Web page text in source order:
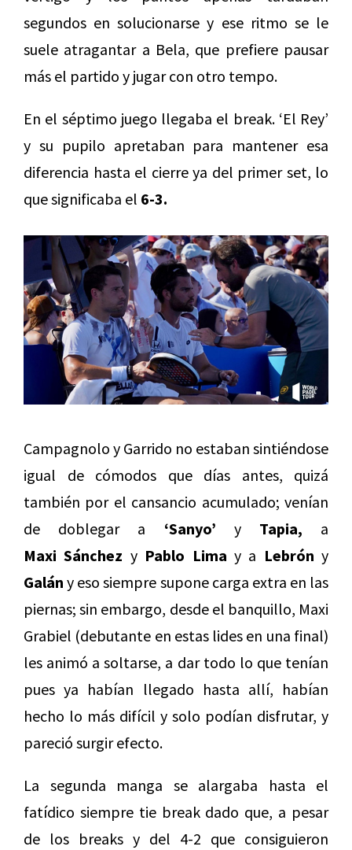
segundos en solucionarse y ese ritmo se le
suele atragantar a Bela, que prefiere pausar
más el partido y jugar con otro tempo.
En el séptimo juego llegaba el break. ‘El Rey’
y su pupilo apretaban para mantener esa
diferencia hasta el cierre ya del primer set, lo
que significaba el 6-3.
Campagnolo y Garrido no estaban sintiéndose
igual de cómodos que días antes, quizá
también por el cansancio acumulado; venían
de doblegar a ‘Sanyo’ y Tapia, a
Maxi Sánchez y Pablo Lima y a Lebrón y
Galán y eso siempre supone carga extra en las
piernas; sin embargo, desde el banquillo, Maxi
Grabiel (debutante en estas lides en una final)
les animó a soltarse, a dar todo lo que tenían
pues ya habían llegado hasta allí, habían
hecho lo más difícil y solo podían disfrutar, y
pareció surgir efecto.
La segunda manga se alargaba hasta el
fatídico siempre tie break dado que, a pesar
de los breaks y del 4-2 que consiguieron